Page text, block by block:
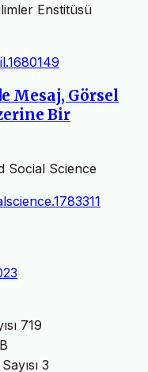
Enstitüsü
Mesaj, Görsel
Bir
Social Science
719
3